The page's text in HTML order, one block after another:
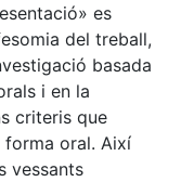
es
del treball,
basada
i en la
criteris que
forma oral. Així
vessants